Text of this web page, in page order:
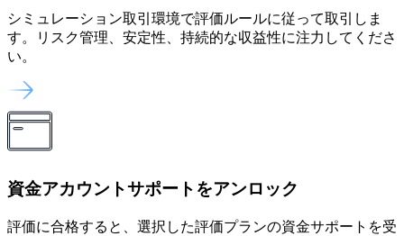
シミュレーション取引環境で評価ルールに従って取引しま
す。リスク管理、安定性、持続的な収益性に注力してくださ
い。
資金アカウントサポートをアンロック
評価に合格すると、選択した評価プランの資金サポートを受